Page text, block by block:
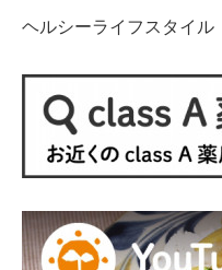
ヘルシーライフスタイル